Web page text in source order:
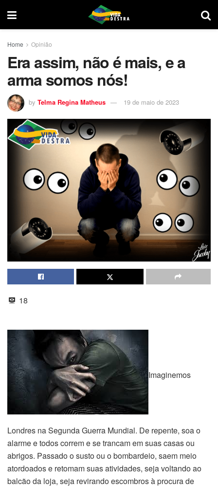
Home Opinião
Era assim, não é mais, e a
arma somos nós!
by Telma Regina Matheus 19 de maio de 2023
18
Imaginemos
Londres na Segunda Guerra Mundial. De repente, soa o
alarme e todos correm e se trancam em suas casas ou
abrigos. Passado o susto ou o bombardeio, saem meio
atordoados e retomam suas atividades, seja voltando ao
balcão da loja, seja revirando escombros à procura de